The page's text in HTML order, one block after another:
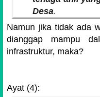
Desa.
Namun jika tidak ada
dianggap mampu
infrastruktur, maka?
Ayat (4):